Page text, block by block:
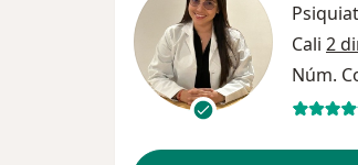
Cali 2
Núm.